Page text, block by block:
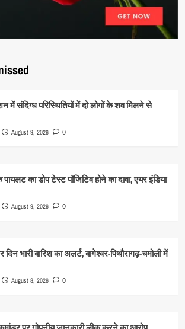
में संदिग्ध परिस्थितियों में दो लोगों के शव मिलने से
August 9, 2026 0
का डोप टेस्ट पॉजिटिव होने का दावा, एयर इंडिया
August 9, 2026 0
भारी बारिश का अलर्ट, बागेश्वर-पिथौरागढ़-चमोली में
August 8, 2026 0